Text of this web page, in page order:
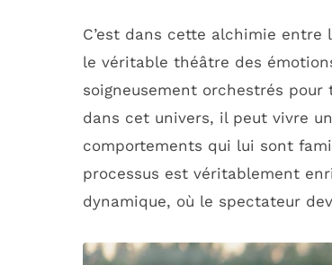
C’est dans cette alchimie
le véritable théâtre des
soigneusement orchestrés pour
dans cet univers, il peut vivre
comportements qui lui sont
processus est véritablement
dynamique, où le spectateur